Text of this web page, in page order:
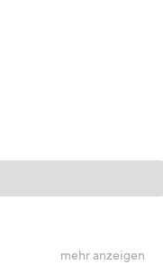
mehr anzeigen